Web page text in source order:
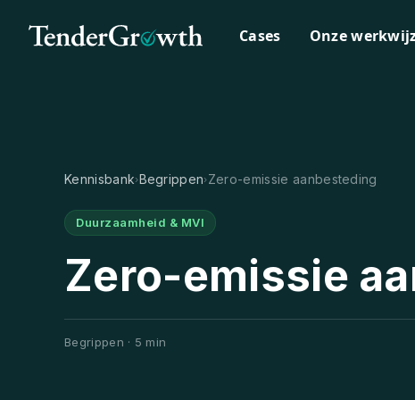
Cases Onze
Zero-emissie
Begrippen · 5 min
Duurzaamheid & MVI
Kennisbank›Begrippen›Zero-emissie aanbesteding